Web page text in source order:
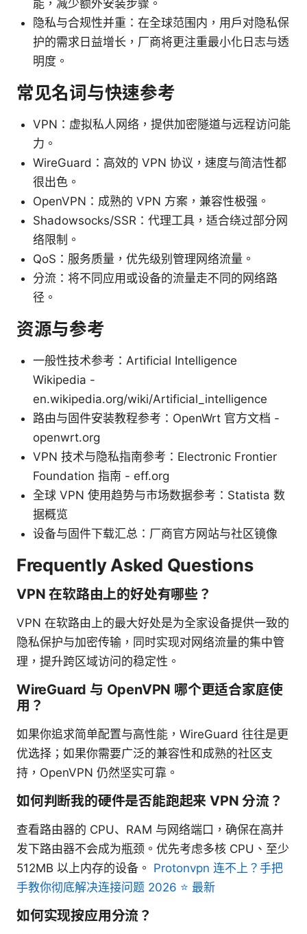
能，减少额外安装步骤。
隐私与合规性并重：在全球范围内，用户对隐私保
护的需求日益增长，厂商将更注重最小化日志与透
明度。
常见名词与快速参考
VPN：虚拟私人网络，提供加密隧道与远程访问能
力。
WireGuard：高效的 VPN 协议，速度与简洁性都
很出色。
OpenVPN：成熟的 VPN 方案，兼容性极强。
Shadowsocks/SSR：代理工具，适合绕过部分网
络限制。
QoS：服务质量，优先级别管理网络流量。
分流：将不同应用或设备的流量走不同的网络路
径。
资源与参考
一般性技术参考：Artificial Intelligence
Wikipedia -
en.wikipedia.org/wiki/Artificial_intelligence
路由与固件安装教程参考：OpenWrt 官方文档 -
openwrt.org
VPN 技术与隐私指南参考：Electronic Frontier
Foundation 指南 - eff.org
全球 VPN 使用趋势与市场数据参考：Statista 数
据概览
设备与固件下载汇总：厂商官方网站与社区镜像
Frequently Asked Questions
VPN 在软路由上的好处有哪些？
VPN 在软路由上的最大好处是为全家设备提供一致的
隐私保护与加密传输，同时实现对网络流量的集中管
理，提升跨区域访问的稳定性。
WireGuard 与 OpenVPN 哪个更适合家庭使
用？
如果你追求简单配置与高性能，WireGuard 往往是更
优选择；如果你需要广泛的兼容性和成熟的社区支
持，OpenVPN 仍然坚实可靠。
如何判断我的硬件是否能跑起来 VPN 分流？
查看路由器的 CPU、RAM 与网络端口，确保在高并
发下路由器不会成为瓶颈。优先考虑多核 CPU、至少
512MB 以上内存的设备。 Protonvpn 连不上？手把
手教你彻底解决连接问题 2026 ⭐ 最新
如何实现按应用分流？